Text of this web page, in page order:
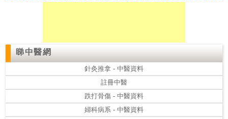
睇中醫網
針灸推拿 - 中醫資料
註冊中醫
跌打骨傷 - 中醫資料
婦科病系 - 中醫資料